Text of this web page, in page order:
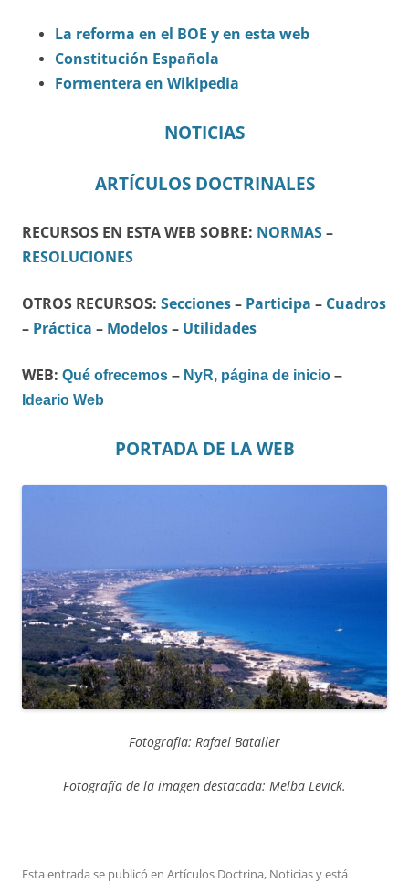
La reforma en el BOE y en esta web
Constitución Española
Formentera en Wikipedia
NOTICIAS
ARTÍCULOS DOCTRINALES
RECURSOS EN ESTA WEB SOBRE: NORMAS–
RESOLUCIONES
OTROS RECURSOS: Secciones– Participa – Cuadros
– Práctica – Modelos– Utilidades
WEB: Qué ofrecemos – NyR, página de inicio –
Ideario Web
PORTADA DE LA WEB
Fotografia: Rafael Bataller
Fotografía de la imagen destacada: Melba Levick.
Esta entrada se publicó en Artículos Doctrina, Noticiasy está